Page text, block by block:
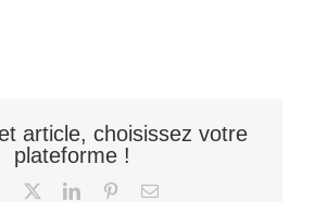
article, choisissez votre
plateforme !
Facebook LinkedInPinterestEmail